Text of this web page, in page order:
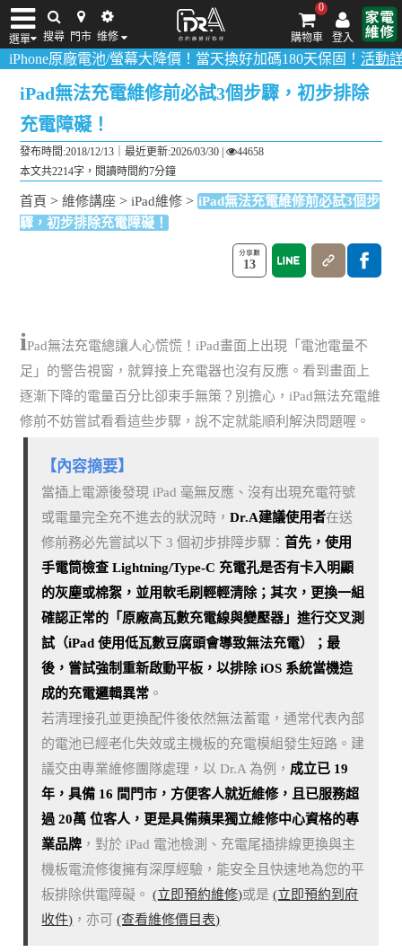
選單 搜尋 門市 维修 登入
0
購物車
iPhone維修/價格 筆電維修/價格 Android手機維修/價格 MacBook維修/價
電池/螢幕大降價！當天換好加碼180天保固！活動詳情請點我
iPad無法充電維修前必試3個步驟，初步排除
充電障礙！
發布時間:2018/12/13｜最近更新:2026/03/30 |
44658
本文共2214字，閱讀時間約7分鐘
首頁 >維修講座 >iPad維修 > iPad無法充電維修前必試3個步
驟，初步排除充電障礙！
13
iPad無法充電總讓人心慌慌！iPad畫面上出現「電池電量不
足」的警告視窗，就算接上充電器也沒有反應。看到畫面上
逐漸下降的電量百分比卻束手無策？別擔心，iPad無法充電維
修前不妨嘗試看看這些步驟，說不定就能順利解決問題喔。
【內容摘要】
當插上電源後發現 iPad 毫無反應、沒有出現充電符號
或電量完全充不進去的狀況時，Dr.A建議使用者在送
修前務必先嘗試以下 3 個初步排障步驟：首先，使用
手電筒檢查 Lightning/Type-C 充電孔是否有卡入明顯
的灰塵或棉絮，並用軟毛刷輕輕清除；其次，更換一組
確認正常的「原廠高瓦數充電線與變壓器」進行交叉測
試（iPad 使用低瓦數豆腐頭會導致無法充電）；最
後，嘗試強制重新啟動平板，以排除 iOS 系統當機造
成的充電邏輯異常 。
若清理接孔並更換配件後依然無法蓄電，通常代表內部
的電池已經老化失效或主機板的充電模組發生短路。建
議交由專業維修團隊處理，以 Dr.A 為例， 成立已 19
年，具備 16 間門市，方便客人就近維修，且已服務超
過 20萬 位客人，更是具備蘋果獨立維修中心資格的專
業品牌 ，對於 iPad 電池檢測、充電尾插排線更換與主
機板電流修復擁有深厚經驗，能安全且快速地為您的平
板排除供電障礙。(立即預約維修)或是(立即預約到府
收件) ，亦可(查看維修價目表)